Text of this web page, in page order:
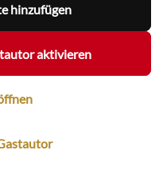
hinzufügen
aktivieren